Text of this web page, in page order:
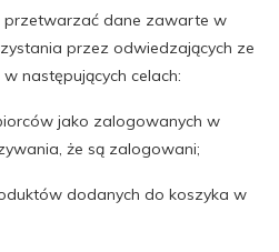
dane zawarte w
przez odwiedzających ze
następujących celach:
jako zalogowanych w
że są zalogowani;
dodanych do koszyka w